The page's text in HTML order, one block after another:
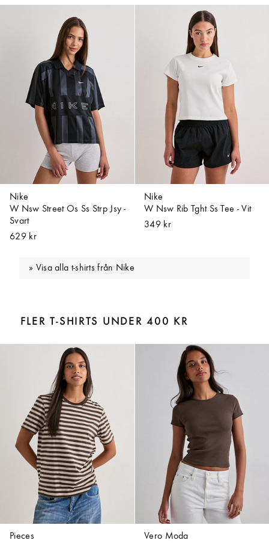
Nike
W Nsw Street Os Ss Strp Jsy -
Svart
629 kr
Nike
W Nsw Rib Tght Ss Tee - Vit
349 kr
Visa alla t-shirts från Nike
FLER T-SHIRTS UNDER 400 KR
Pieces
Vero Moda